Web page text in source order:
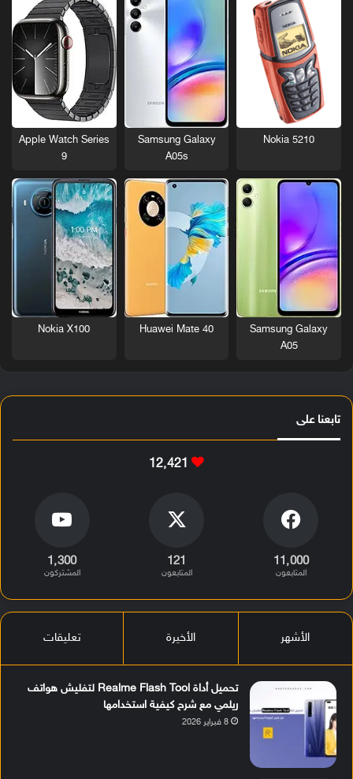
Nokia 5210
Samsung Galaxy
A05s
Apple Watch Series
9
Samsung Galaxy
A05
Huawei Mate 40
Nokia X100
تابعنا على
12٬421
11٬000
المتابعون
121
المتابعون
1٬300
المشتركون
الأشهر الأخيرة تعليقات
تحميل أداة Realme Flash Tool لتفليش هواتف
ريلمي مع شرح كيفية استخدامها
8 فبراير 2026